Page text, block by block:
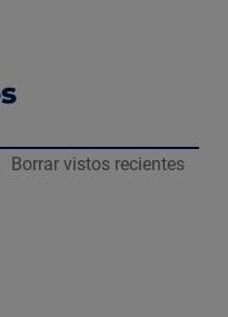
Borrar vistos recientes